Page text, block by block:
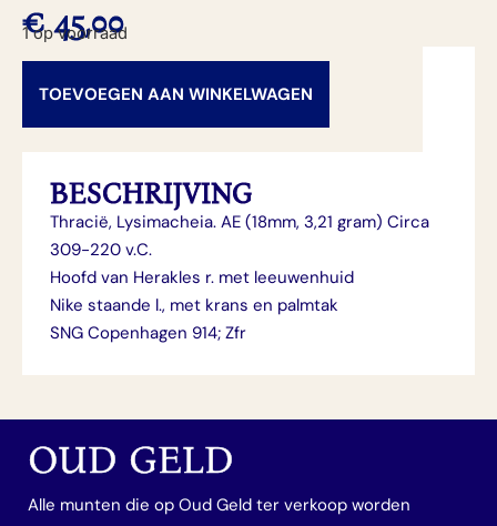
€45,00
1 op voorraad
TOEVOEGEN AAN WINKELWAGEN
BESCHRIJVING
Thracië, Lysimacheia. AE (18mm, 3,21 gram) Circa
309-220 v.C.
Hoofd van Herakles r. met leeuwenhuid
Nike staande l., met krans en palmtak
SNG Copenhagen 914; Zfr
OUD GELD
Alle munten die op Oud Geld ter verkoop worden